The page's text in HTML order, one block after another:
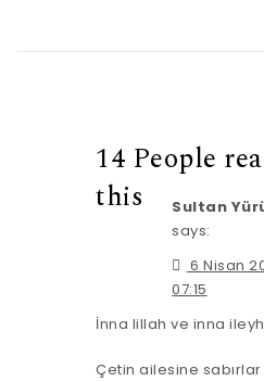
14 People
this
Sultan
says:
6 Nisan
07:15
İnna lillah ve inna
Çetin ailesine